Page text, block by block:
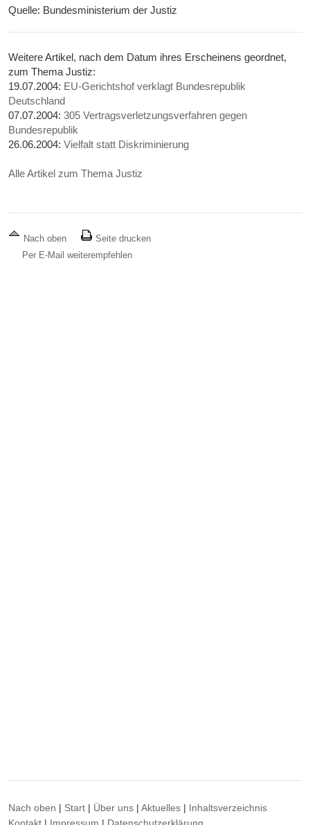
Quelle: Bundesministerium der Justiz
Weitere Artikel, nach dem Datum ihres Erscheinens geordnet,
zum Thema Justiz:
19.07.2004: EU-Gerichtshof verklagt Bundesrepublik
Deutschland
07.07.2004:305 Vertragsverletzungsverfahren gegen
Bundesrepublik
26.06.2004:Vielfalt statt Diskriminierung
Alle Artikel zum Thema Justiz
Nach oben
Seite drucken
Per E-Mail weiterempfehlen
Nach oben | Start | Über uns |Aktuelles | Inhaltsverzeichnis